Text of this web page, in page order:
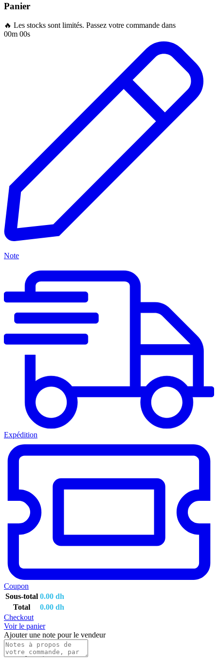
Panier
🔥 Les stocks sont limités. Passez votre commande dans
00m 00s
Note
Expédition
Coupon
Sous-total 0.00 dh
Total
0.00 dh
Checkout
Voir le panier
Ajouter une note pour le vendeur